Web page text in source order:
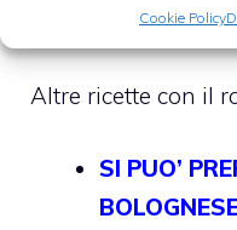
Cookie Policy
grattugiata
Altre ricette con il
SI PUO’